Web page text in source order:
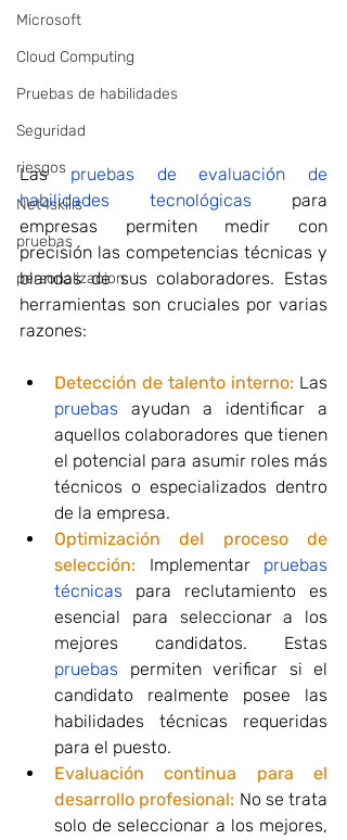
Microsoft
Cloud Computing
Pruebas de habilidades
Seguridad
riesgos
Net4skills
pruebas
personalizacion
Las pruebas de evaluación de
habilidades tecnológicas para
empresas permiten medir con
precisión las competencias técnicas y
blandas de sus colaboradores. Estas
herramientas son cruciales por varias
razones:
Detección de talento interno:
pruebas ayudan a identificar a
aquellos colaboradores que tienen
el potencial para asumir roles más
técnicos o especializados dentro
de la empresa.
Optimización del proceso de
selección:
Implementar pruebas
técnicas para reclutamiento es
esencial para seleccionar a los
pruebas permiten verificar si el
candidato realmente posee las
habilidades técnicas requeridas
para el puesto.
Evaluación continua para el
desarrollo profesional: No se trata
solo de seleccionar a los mejores,